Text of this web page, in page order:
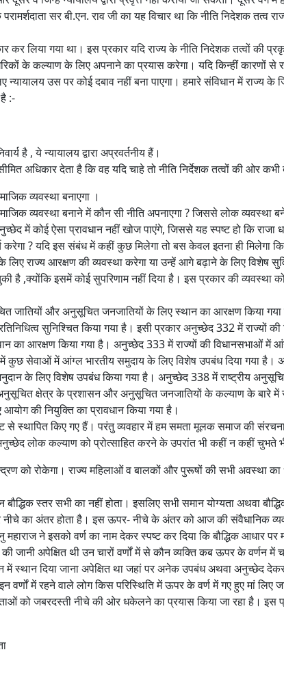
सर बी.एन. राव जी का यह विचार था कि नीति निदेशक तत्व
लिया गया था। इस प्रकार यदि राज्य के नीति निदेशक तत्वों की
के कल्याण के लिए अपनाने का प्रयास करेगा। यदि किन्हीं कारणों से
उस पर कोई दबाव नहीं बना पाएगा। हमारे संविधान में राज्य के
:-
है , ये न्यायालय द्वारा अप्रवर्तनीय हैं।
अधिकार देता है कि वह यदि चाहे तो नीति निर्देशक तत्वों की ओर
व्‍यवस्‍था बनाएगा ।
व्यवस्था बनाने में कौन सी नीति अपनाएगा ? जिससे लोक व्यवस्था
में कोई ऐसा प्रावधान नहीं खोज पाएंगे, जिससे यह स्पष्ट हो कि राजा
? यदि इस संबंध में कहीं कुछ मिलेगा तो बस केवल इतना ही मिलेगा
राज्य आरक्षण की व्यवस्था करेगा या उन्हें आगे बढ़ाने के लिए विशेष
है ,क्योंकि इसमें कोई सुपरिणाम नहीं दिया है। इस प्रकार की व्यवस्था
जातियों और अनुसूचित जनजातियों के लिए स्थान का आरक्षण किया
सुनिश्चित किया गया है। इसी प्रकार अनुच्छेद 332 में राज्यों
का आरक्षण किया गया है। अनुच्छेद 333 में राज्यों की विधानसभाओं में
में कुछ सेवाओं में आंग्ल भारतीय समुदाय के लिए विशेष उपबंध दिया गया
के लिए विशेष उपबंध किया गया है। अनुच्छेद 338 में राष्ट्रीय
क्षेत्र के प्रशासन और अनुसूचित जनजातियों के कल्याण के बारे में
की नियुक्ति का प्रावधान किया गया है।
से स्थापित किए गए हैं। परंतु व्यवहार में हम समता मूलक समाज की
लोक कल्याण को प्रोत्साहित करने के उपरांत भी कहीं न कहीं चुभते
को रोकेगा। राज्य महिलाओं व बालकों और पुरूषों की सभी अवस्था का
स्तर सभी का नहीं होता। इसलिए सभी समान योग्यता अथवा
नीचे का अंतर होता है। इस ऊपर- नीचे के अंतर को आज की संवैधानिक
ने इसको वर्ण का नाम देकर स्पष्ट कर दिया कि बौद्धिक आधार पर
जानी अपेक्षित थी उन चारों वर्णों में से कौन व्यक्ति कब ऊपर के वर्णन
स्थान दिया जाना अपेक्षित था जहां पर अनेक उपबंध अथवा अनुच्छेद
वर्णों में रहने वाले लोग किस परिस्थिति में ऊपर के वर्ण में गए हुए मां लिए
को जबरदस्ती नीचे की ओर धकेलने का प्रयास किया जा रहा है। इस